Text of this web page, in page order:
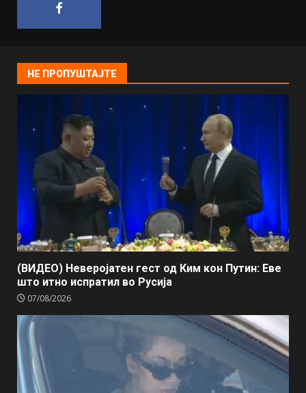
НЕ ПРОПУШТАЈТЕ
(ВИДЕО) Неверојатен гест од Ким кон Путин: Еве
што итно испратил во Русија
07/08/2026